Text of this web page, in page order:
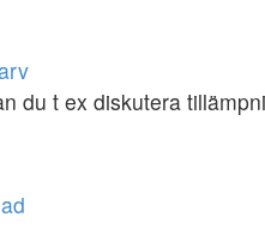
du t ex diskutera